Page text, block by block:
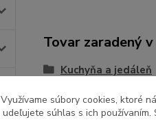
Tovar zaradený
Kuchyňa a jedáleň
Využívame súbory cookies, ktoré
udeľujete súhlas s ich